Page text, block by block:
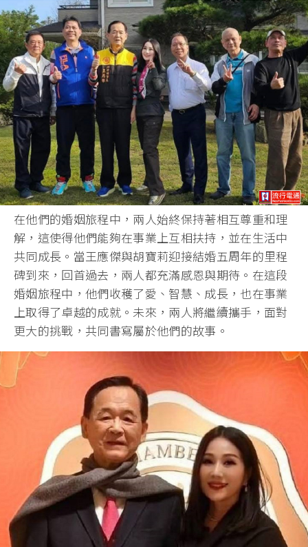
在他們的婚姻旅程中，兩人始終保持著相互尊重和理
解，這使得他們能夠在事業上互相扶持，並在生活中
共同成長。當王應傑與胡寶莉迎接結婚五周年的里程
碑到來，回首過去，兩人都充滿感恩與期待。在這段
婚姻旅程中，他們收穫了愛、智慧、成長，也在事業
上取得了卓越的成就。未來，兩人將繼續攜手，面對
更大的挑戰，共同書寫屬於他們的故事。